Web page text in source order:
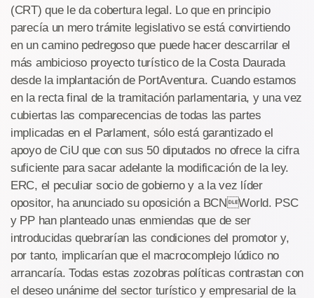
(CRT) que le da cobertura legal. Lo que en principio
parecía un mero trámite legislativo se está convirtiendo
en un camino pedregoso que puede hacer descarrilar el
más ambicioso proyecto turístico de la Costa Daurada
desde la implantación de PortAventura. Cuando estamos
en la recta final de la tramitación parlamentaria, y una vez
cubiertas las comparecencias de todas las partes
implicadas en el Parlament, sólo está garantizado el
apoyo de CiU que con sus 50 diputados no ofrece la cifra
suficiente para sacar adelante la modificación de la ley.
ERC, el peculiar socio de gobierno y a la vez líder
opositor, ha anunciado su oposición a BCNWorld. PSC
y PP han planteado unas enmiendas que de ser
introducidas quebrarían las condiciones del promotor y,
por tanto, implicarían que el macrocomplejo lúdico no
arrancaría. Todas estas zozobras políticas contrastan con
el deseo unánime del sector turístico y empresarial de la